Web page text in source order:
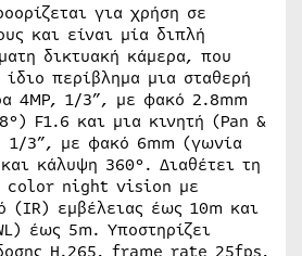
για χρήση σε
και είναι μία διπλή
δικτυακή κάμερα, που
περίβλημα μια σταθερή
4MP, 1/3”, με φακό 2.8mm
F1.6 και μια κινητή (Pan &
3”, με φακό 6mm (γωνία
κάλυψη 360°. Διαθέτει τη
color night vision με
(IR) εμβέλειας έως 10m και
έως 5m. Υποστηρίζει